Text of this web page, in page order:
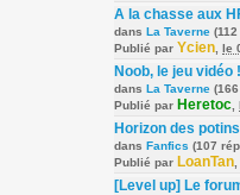
A la chasse aux
dans La Taverne
Publié par Ycien le
Noob, le jeu vidéo !
dans La Taverne
Publié par Heretoc
Horizon des potins
dans Fanfics (107
Publié par LoanTan
[Level up] Le